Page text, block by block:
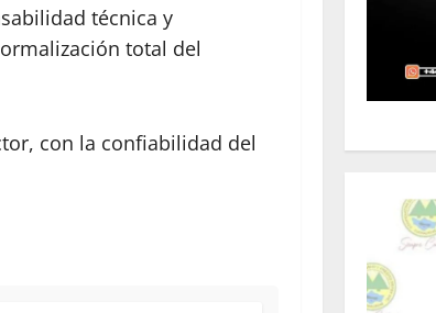
técnica y
total del
con la confiabilidad del